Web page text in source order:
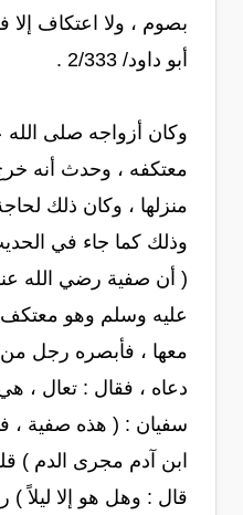
بصوم ، ولا اعتكاف
أبو داود/ 2/333 .
وكان أزواجه صلى
معتكفه ، وحدث أنه
منزلها ، وكان ذلك
وذلك كما جاء في
( أن صفية رضي الله
عليه وسلم وهو
معها ، فأبصره رجل من
دعاه ، فقال : تعال ،
سفيان : ( هذه صفية ،
ابن آدم مجرى الدم )
قال : وهل هو إلا ليلاً ) رواه